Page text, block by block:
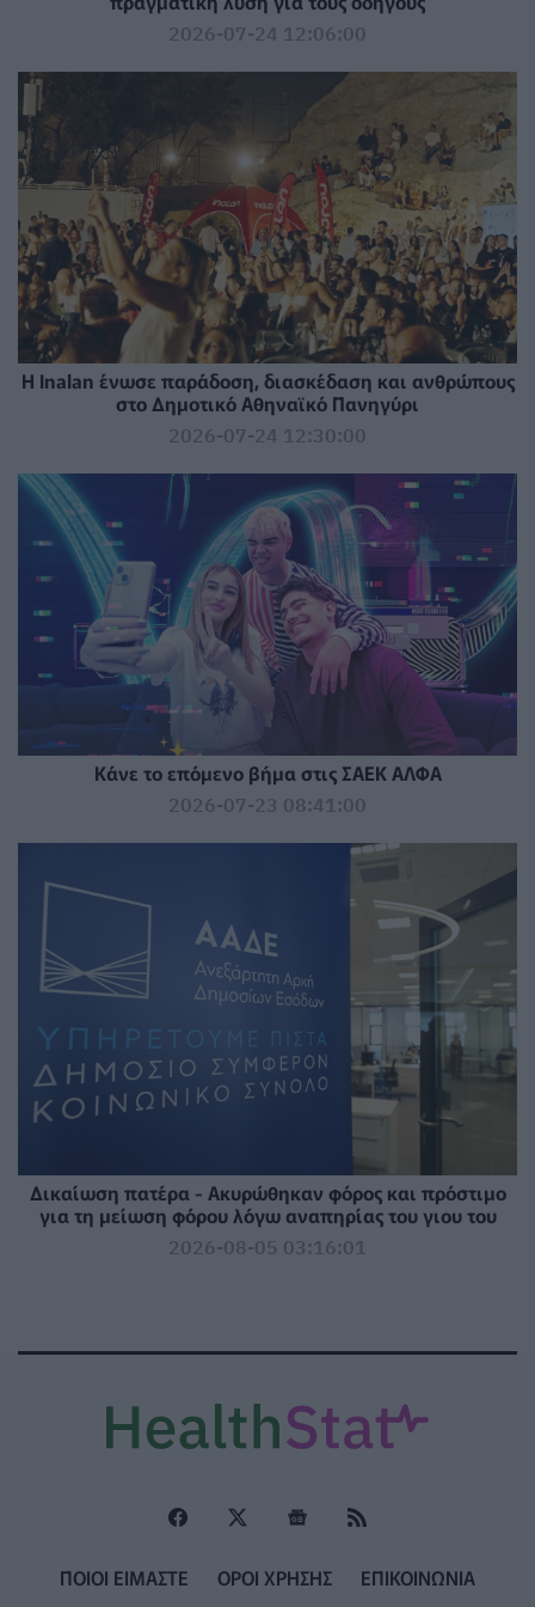
2026-07-24 12:06:00
Η Inalan ένωσε παράδοση, διασκέδαση και ανθρώπους
στο Δημοτικό Αθηναϊκό Πανηγύρι
2026-07-24 12:30:00
Κάνε το επόμενο βήμα στις ΣΑΕΚ ΑΛΦΑ
2026-07-23 08:41:00
Δικαίωση πατέρα - Ακυρώθηκαν φόρος και πρόστιμο
για τη μείωση φόρου λόγω αναπηρίας του γιου του
2026-08-05 03:16:01
ΠΟΙΟΙ ΕΙΜΑΣΤΕ ΟΡΟΙ ΧΡΗΣΗΣ ΕΠΙΚΟΙΝΩΝΙΑ